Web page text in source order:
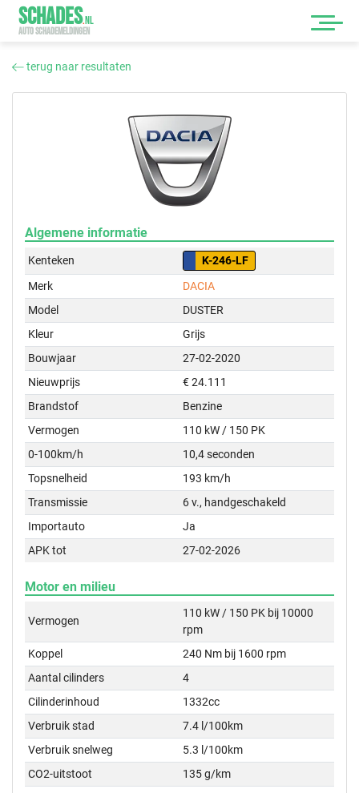
SCHADES.NL
AUTO SCHADEMELDINGEN
terug naar resultaten
Algemene informatie
Kenteken
K-246-LF
Merk
DACIA
Model
DUSTER
Kleur
Grijs
Bouwjaar
27-02-2020
Nieuwprijs
€ 24.111
Brandstof
Benzine
Vermogen
110 kW / 150 PK
0-100km/h
10,4 seconden
Topsnelheid
193 km/h
Transmissie
6 v., handgeschakeld
Importauto
Ja
APK tot
27-02-2026
Motor en milieu
Vermogen
110 kW / 150 PK bij 10000
rpm
Koppel
240 Nm bij 1600 rpm
Aantal cilinders
4
Cilinderinhoud
1332cc
Verbruik stad
7.4 l/100km
Verbruik snelweg
5.3 l/100km
CO2-uitstoot
135 g/km